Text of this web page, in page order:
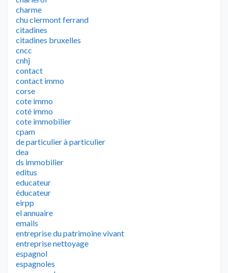
charme
chu clermont ferrand
citadines
citadines bruxelles
cncc
cnhj
contact
contact immo
corse
cote immo
coté immo
cote immobilier
cpam
de particulier à particulier
dea
ds immobilier
editus
educateur
éducateur
eirpp
el annuaire
emails
entreprise du patrimoine vivant
entreprise nettoyage
espagnol
espagnoles